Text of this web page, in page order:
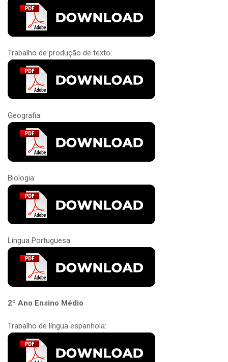
Trabalho de produção de texto:
Geografia:
Biologia:
Língua Portuguesa:
2º Ano Ensino Médio
Trabalho de língua espanhola: